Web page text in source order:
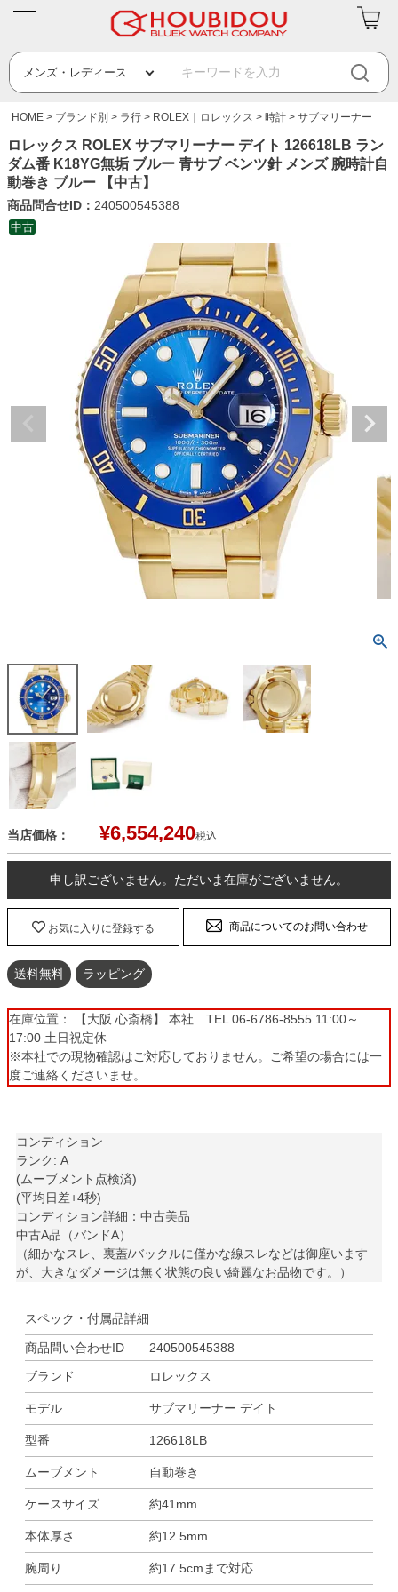
HOME ブランド別 ラ行 ROLEX｜ロレックス 時計 サブマリーナー
ロレックス ROLEX サブマリーナー デイト 126618LB ラン
ダム番 K18YG無垢 ブルー 青サブ ベンツ針 メンズ 腕時計自
動巻き ブルー 【中古】
商品問合せID： 240500545388
中古
当店価格： ¥6,554,240税込
申し訳ございません。ただいま在庫がございません。
お気に入りに登録する 商品についてのお問い合わせ
送料無料 ラッピング
在庫位置： 【大阪 心斎橋】 本社 TEL 06-6786-8555 11:00～
17:00 土日祝定休
※本社での現物確認はご対応しておりません。ご希望の場合には一
度ご連絡くださいませ。
コンディション
ランク: A
(ムーブメント点検済)
(平均日差+4秒)
コンディション詳細：中古美品
中古A品（バンドA）
（細かなスレ、裏蓋/バックルに僅かな線スレなどは御座います
が、大きなダメージは無く状態の良い綺麗なお品物です。）
スペック・付属品詳細
商品問い合わせID
240500545388
ブランド
ロレックス
モデル サブマリーナー デイト
型番 126618LB
ムーブメント 自動巻き
ケースサイズ 約41mm
本体厚さ 約12.5mm
腕周り 約17.5cmまで対応